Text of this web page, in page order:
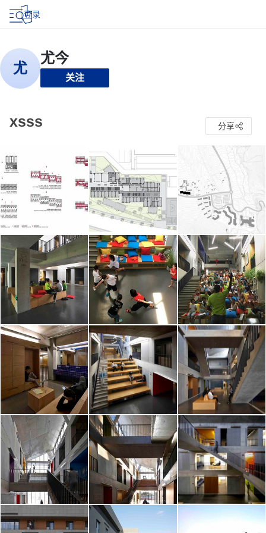
登录
关注
xsss 分享